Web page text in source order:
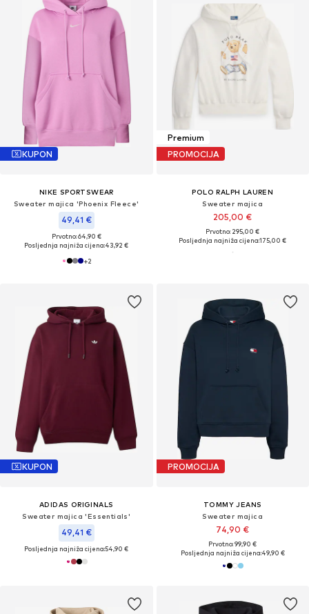
KUPON
NIKE SPORTSWEAR
Sweater majica 'Phoenix Fleece'
49,41 €
Prvotno: 64,90 €
Posljednja najniža cijena:43,92 €
+2
Premium
PROMOCIJA
POLO RALPH LAUREN
Sweater majica
205,00 €
Prvotno: 295,00 €
Posljednja najniža cijena:175,00 €
KUPON
ADIDAS ORIGINALS
Sweater majica 'Essentials'
49,41 €
Posljednja najniža cijena:54,90 €
PROMOCIJA
TOMMY JEANS
Sweater majica
74,90 €
Prvotno: 99,90 €
Posljednja najniža cijena:49,90 €